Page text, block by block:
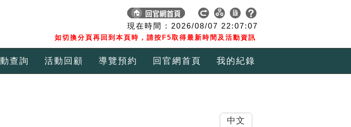
現在時間 : 2026/08/07 22:07:07
如切換分頁再回到本頁時，請按F5取得最新時間及活動資訊
查詢 活動回顧 導覽預約 回官網首頁 我的紀錄